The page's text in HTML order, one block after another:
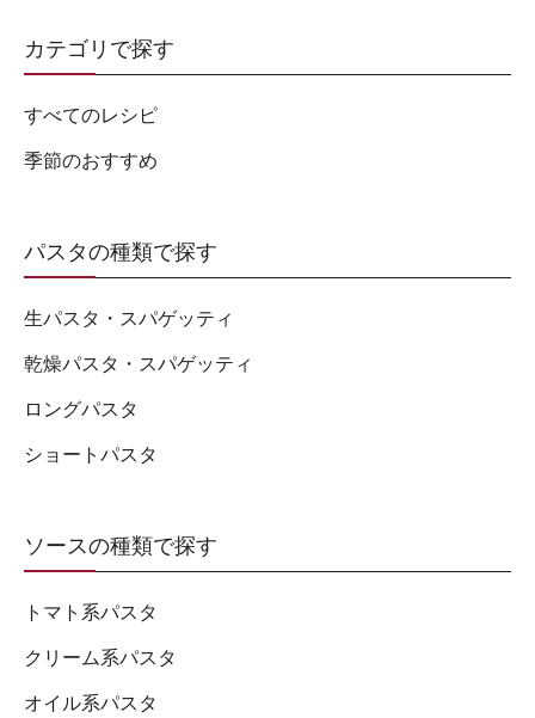
カテゴリで探す
すべてのレシピ
季節のおすすめ
パスタの種類で探す
生パスタ・スパゲッティ
乾燥パスタ・スパゲッティ
ロングパスタ
ショートパスタ
ソースの種類で探す
トマト系パスタ
クリーム系パスタ
オイル系パスタ